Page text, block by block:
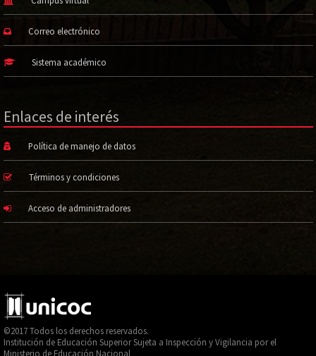
Correo electrónico
Sistema académico
Enlaces de interés
Política de manejo de datos
Términos y condiciones
Acceso de administradores
©2017 Todos los derechos reservados.
Institución de Educación Superior Sujeta a Inspección y Vigilancia por el
Ministerio de Educación Nacional